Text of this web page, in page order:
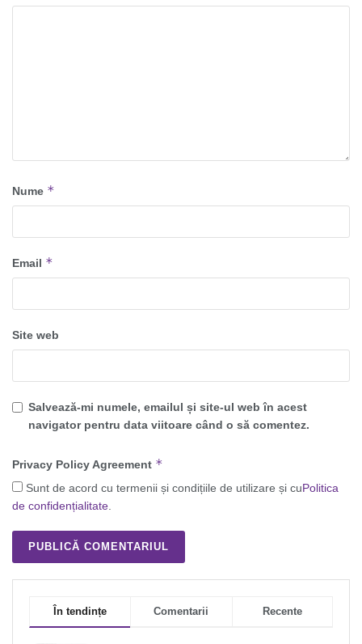
Nume *
Email *
Site web
Salvează-mi numele, emailul și site-ul web în acest
navigator pentru data viitoare când o să comentez.
Privacy Policy Agreement *
Sunt de acord cu termenii și condițiile de utilizare și cuPolitica
de confidențialitate.
În tendințe Comentarii Recente